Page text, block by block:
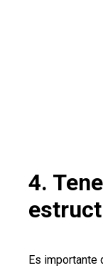
4.
Es importante